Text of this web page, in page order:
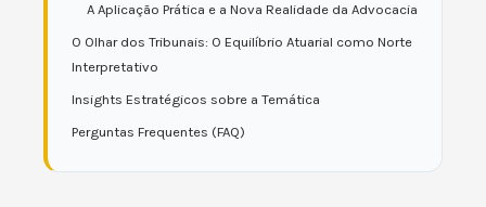
A Aplicação Prática e a Nova Realidade da Advocacia
O Olhar dos Tribunais: O Equilíbrio Atuarial como Norte
Interpretativo
Insights Estratégicos sobre a Temática
Perguntas Frequentes (FAQ)